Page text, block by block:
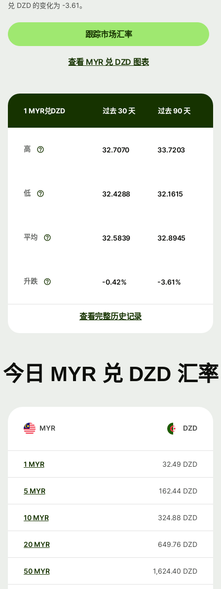
兑 DZD 的变化为 -3.61。
跟踪市场汇率
查看 MYR 兑 DZD 图表
1 MYR兑DZD 过去 30 天 过去 90 天
高 32.7070 33.7203
低 32.4288 32.1615
平均 32.5839 32.8945
升跌 -0.42% -3.61%
查看完整历史记录
今日 MYR 兑 DZD 汇率
MYR DZD
1 MYR 32.49 DZD
5 MYR 162.44 DZD
10 MYR 324.88 DZD
20 MYR 649.76 DZD
50 MYR 1,624.40 DZD